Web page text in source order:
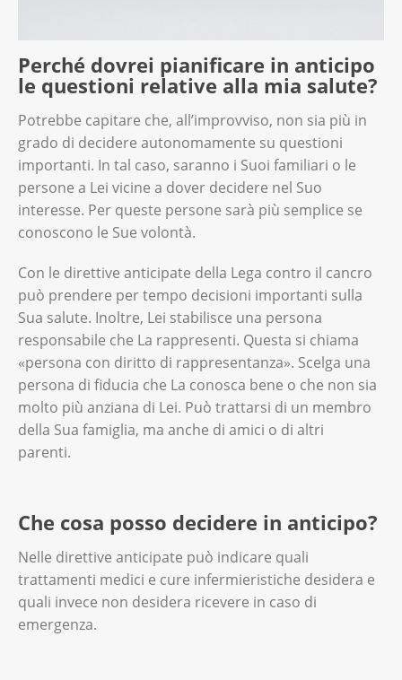
Perché dovrei pianificare in anticipo
le questioni relative alla mia salute?
Potrebbe capitare che, all’improvviso, non sia più in
grado di decidere autonomamente su questioni
importanti. In tal caso, saranno i Suoi familiari o le
persone a Lei vicine a dover decidere nel Suo
interesse. Per queste persone sarà più semplice se
conoscono le Sue volontà.
Con le direttive anticipate della Lega contro il cancro
può prendere per tempo decisioni importanti sulla
Sua salute. Inoltre, Lei stabilisce una persona
responsabile che La rappresenti. Questa si chiama
«persona con diritto di rappresentanza». Scelga una
persona di fiducia che La conosca bene o che non sia
molto più anziana di Lei. Può trattarsi di un membro
della Sua famiglia, ma anche di amici o di altri
parenti.
Che cosa posso decidere in anticipo?
Nelle direttive anticipate può indicare quali
trattamenti medici e cure infermieristiche desidera e
quali invece non desidera ricevere in caso di
emergenza.